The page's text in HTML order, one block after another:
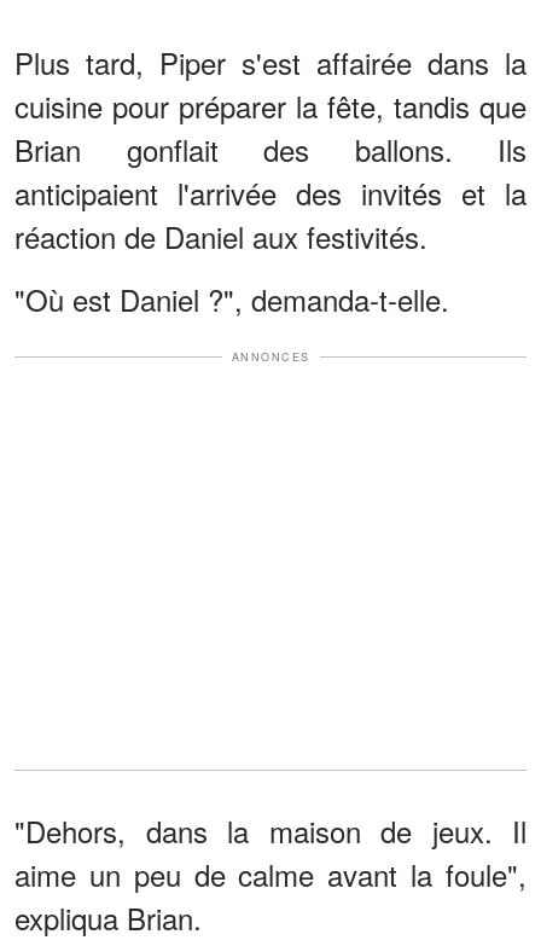
Plus tard, Piper s'est affairée dans la
cuisine pour préparer la fête, tandis que
Brian gonflait des ballons. Ils
anticipaient l'arrivée des invités et la
réaction de Daniel aux festivités.
"Où est Daniel ?", demanda-t-elle.
ANNONCES
"Dehors, dans la maison de jeux. Il
aime un peu de calme avant la foule",
expliqua Brian.